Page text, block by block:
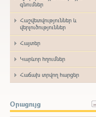
գնումներ
Հաշվետվություններ և
վերլուծություններ
Հայտեր
Կարևոր հղումներ
Հաճախ տրվող հարցեր
Օրացույց